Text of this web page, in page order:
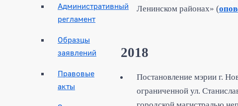
Административный
регламент
Образцы
заявлений
Правовые
акты
Ленинском районах» (
2018
Постановление мэрии г.
ограниченной ул.